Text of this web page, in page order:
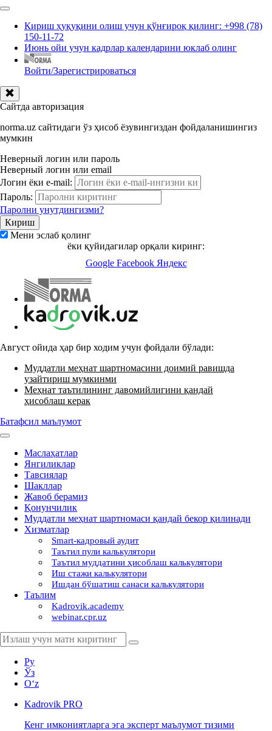
Кириш ҳуқуқини олиш учун қўнғироқ қилинг: +998 (78)
150-11-72
Июнь ойи учун кадрлар календарини юклаб олинг
Войти/Зарегистрироваться
Сайтда авторизация
norma.uz сайтидаги ўз ҳисоб ёзувингиздан фойдаланишингиз
мумкин
Неверный логин или пароль
Неверный логин или email
Логин ёки e-mail:
Пароль:
Паролни унутдингизми?
Мени эслаб қолинг
ёки қуйидагилар орқали киринг:
Google Facebook Яндекс
Август ойида ҳар бир ходим учун фойдали бўлади:
Муддатли меҳнат шартномасини доимий равишда
узайтириш мумкинми
Меҳнат таътилининг давомийлигини қандай
ҳисоблаш керак
Батафсил маълумот
Маслаҳатлар
Янгиликлар
Тавсиялар
Шакллар
Жавоб берамиз
Қонунчилик
Муддатли меҳнат шартномаси қандай бекор қилинади
Хизматлар
Smart-кадровый аудит
Таътил пули калькулятори
Таътил муддатини ҳисоблаш калькулятори
Иш стажи калькулятори
Ишдан бўшатиш санаси калькулятори
Таълим
Kadrovik.academy
webinar.cpr.uz
Ру
Ўз
Oʻz
Kadrovik PRO
Кенг имкониятларга эга эксперт маълумот тизими